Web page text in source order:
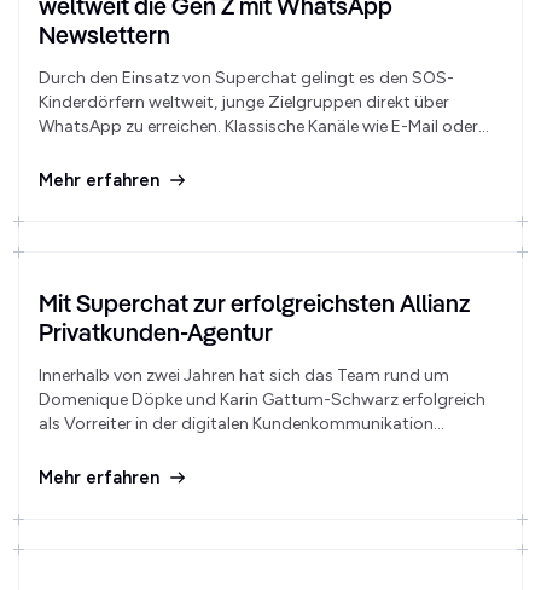
weltweit die Gen Z mit WhatsApp
Newslettern
Durch den Einsatz von Superchat gelingt es den SOS-
Kinderdörfern weltweit, junge Zielgruppen direkt über
WhatsApp zu erreichen. Klassische Kanäle wie E-Mail oder
immer wichtiger wird. Im Rahmen der Kampagne
Mehr erfahren
Mit Superchat zur erfolgreichsten Allianz
Privatkunden-Agentur
Innerhalb von zwei Jahren hat sich das Team rund um
Domenique Döpke und Karin Gattum-Schwarz erfolgreich
als Vorreiter in der digitalen Kundenkommunikation
Mehr erfahren